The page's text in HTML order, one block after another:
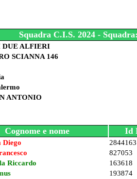
Squadra C.I.S. 2024 -
DUE ALFIERI
SCIANNA 146
ANTONIO
Cognome e nome Id
Diego
2844163
827053
Riccardo
163618
193874